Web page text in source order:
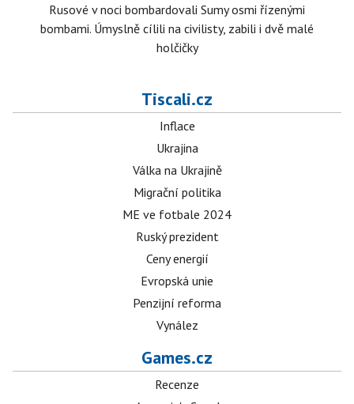
Rusové v noci bombardovali Sumy osmi řízenými
bombami. Úmyslně cílili na civilisty, zabili i dvě malé
holčičky
Tiscali.cz
Inflace
Ukrajina
Válka na Ukrajině
Migrační politika
ME ve fotbale 2024
Ruský prezident
Ceny energií
Evropská unie
Penzijní reforma
Vynález
Games.cz
Recenze